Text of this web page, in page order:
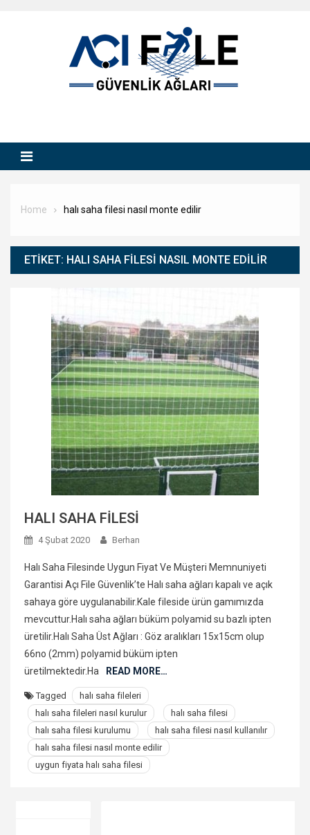
Home halı saha filesi nasıl monte edilir
ETIKET: HALI SAHA FILESI NASIL MONTE EDILIR
HALI SAHA FİLESİ
4 Şubat 2020 Berhan
Halı Saha Filesinde Uygun Fiyat Ve Müşteri Memnuniyeti
Garantisi Açı File Güvenlik’te Halı saha ağları kapalı ve açık
sahaya göre uygulanabilir.Kale fileside ürün gamımızda
mevcuttur.Halı saha ağları büküm polyamid su bazlı ipten
üretilir.Halı Saha Üst Ağları : Göz aralıkları 15x15cm olup
66no (2mm) polyamid büküm ipten
üretilmektedir.Ha
READ MORE…
Tagged
halı saha fileleri
halı saha fileleri nasıl kurulur
halı saha filesi
halı saha filesi kurulumu
halı saha filesi nasıl kullanılır
halı saha filesi nasıl monte edilir
uygun fiyata halı saha filesi